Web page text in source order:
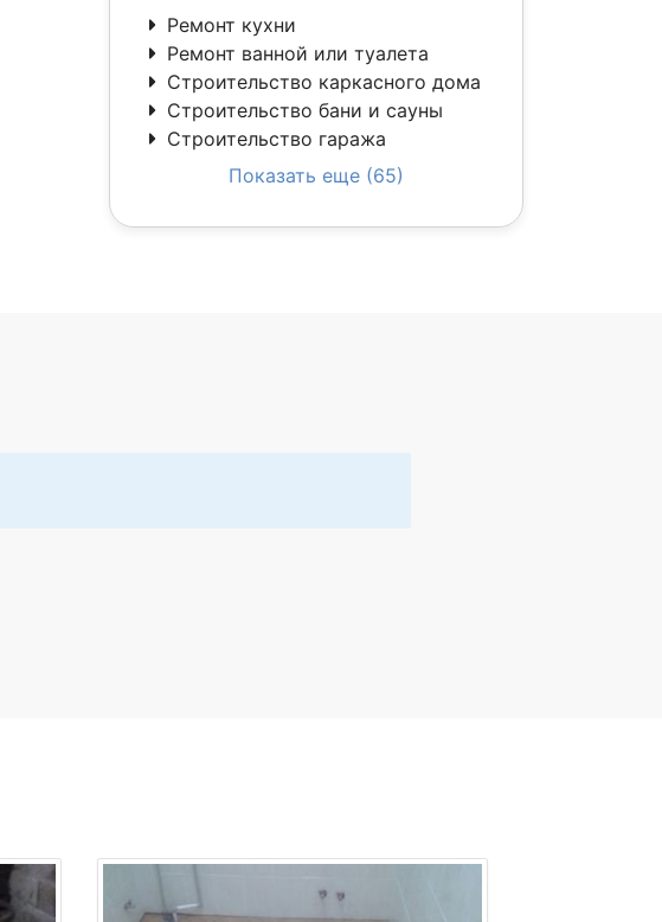
Ремонт кухни
Ремонт ванной или туалета
Строительство каркасного дома
Строительство бани и сауны
Строительство гаража
Показать еще (65)